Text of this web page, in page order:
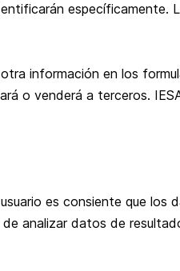
específicamente.
información en los
o venderá a terceros.
es consiente que los
analizar datos de